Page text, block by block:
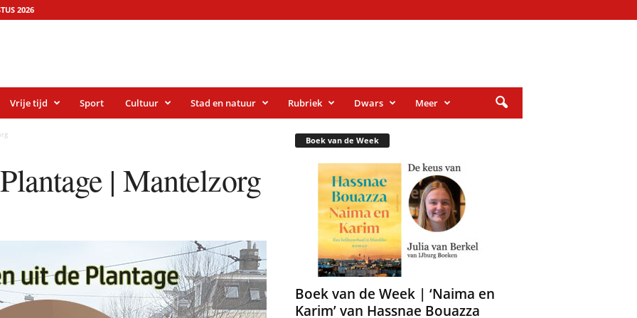
2026
Vrije tijd Sport Cultuur Stad en natuur Rubriek Dwars Meer
| Mantelzorg
Boek van de Week
Boek van de Week | ‘Naima en
Karim’ van Hassnae Bouazza